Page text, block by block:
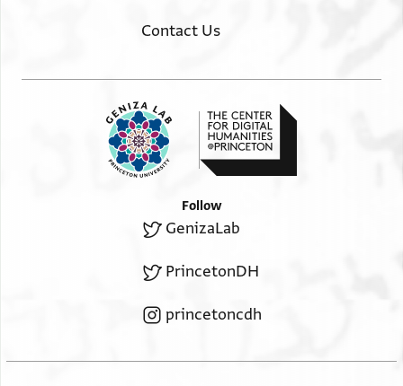
Contact Us
Follow
GenizaLab
PrincetonDH
princetoncdh